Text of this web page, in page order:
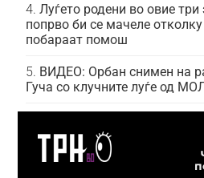
Луѓето родени во овие три
попрво би се мачеле
побараат помош
ВИДЕО: Орбан снимен на
Гуча со клучните луѓе од